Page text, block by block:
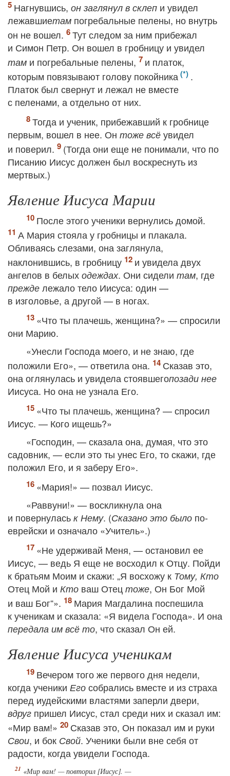
Нагнувшись, он заглянул в склеп и увидел
лежавшиетам погребальные пелены, но внутрь
он не вошел.
Тут следом за ним прибежал
и Симон Петр. Он вошел в гробницу и увидел
там и погребальные пелены,
и платок,
которым повязывают голову покойника
.
Платок был свернут и лежал не вместе
с пеленами, а отдельно от них.
Тогда и ученик, прибежавший к гробнице
первым, вошел в нее. Он тоже всё увидел
и поверил.
(Тогда они еще не понимали, что по
Писанию Иисус должен был воскреснуть из
мертвых.)
Явление Иисуса Марии
После этого ученики вернулись домой.
А Мария стояла у гробницы и плакала.
Обливаясь слезами, она заглянула,
наклонившись, в гробницу
и увидела двух
ангелов в белых одеждах. Они сидели там, где
прежде лежало тело Иисуса: один —
в изголовье, а другой — в ногах.
«Что ты плачешь, женщина?» — спросили
они Марию.
«Унесли Господа моего, и не знаю, где
положили Его», — ответила она.
Сказав это,
она оглянулась и увидела стоявшегопозади нее
Иисуса. Но она не узнала Его.
«Что ты плачешь, женщина? — спросил
Иисус. — Кого ищешь?»
«Господин, — сказала она, думая, что это
садовник, — если это ты унес Его, то скажи, где
положил Его, и я заберу Его».
«Мария!» — позвал Иисус.
«Раввуни!» — воскликнула она
и повернулась к Нему. (Сказано это было по-
еврейски и означало «Учитель».)
«Не удерживай Меня, — остановил ее
Иисус, — ведь Я еще не восходил к Отцу. Пойди
к братьям Моим и скажи: „Я восхожу к Тому, Кто
Отец Мой и Кто ваш Отец тоже, Он Бог Мой
и ваш Бог“».
Мария Магдалина поспешила
к ученикам и сказала: «Я видела Господа». И она
передала им всё то, что сказал Он ей.
Явление Иисуса ученикам
Вечером того же первого дня недели,
когда ученики Его собрались вместе и из страха
перед иудейскими властями заперли двери,
вдруг пришел Иисус, стал среди них и сказал им:
«Мир вам!»
Сказав это, Он показал им и руки
Свои, и бок Свой. Ученики были вне себя от
радости, когда увидели Господа.
«Мир вам! — повторил [Иисус]. —